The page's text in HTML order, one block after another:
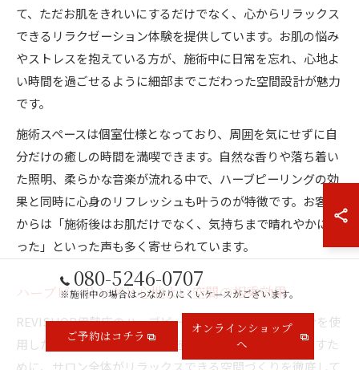
て、ただお肌をきれいにするだけでなく、心からリラックス
できるリラクゼーション体験を提供しています。お肌の悩み
やストレスを抱えている方が、施術中に日常を忘れ、心地よ
い時間を過ごせるように細部までこだわった空間設計が魅力
です。
施術スペースは個室仕様となっており、周囲を気にせずに自
分だけの癒しの時間を満喫できます。自然な香りや落ち着い
た照明、柔らかな音楽が流れる中で、ハーブピーリングの効
果と同時に心身のリフレッシュも叶うのが特徴です。お客様
からは「施術後はお肌だけでなく、気持ちまで晴れやかにな
った」といった声も多く寄せられています。
ハーブピーリングと心地よい空間の相乗効果
REVISHOP伊勢店のハーブピーリングは、自然由来成分を使
用した優しい施術です。その施術効果を最大限に引き出すた
めに、サロン全体がリラックスできる空間づくりを徹底して
080-5246-0707
※施術中の場合はつながりにくいケースがございます。
ご予約はコチラ
オンラインショップ
へ